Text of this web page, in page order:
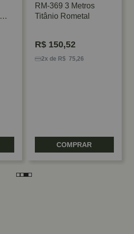
RM-369 3 Metros
Titânio Rometal
R$ 150,52
2x de R$ 75,26
COMPRAR